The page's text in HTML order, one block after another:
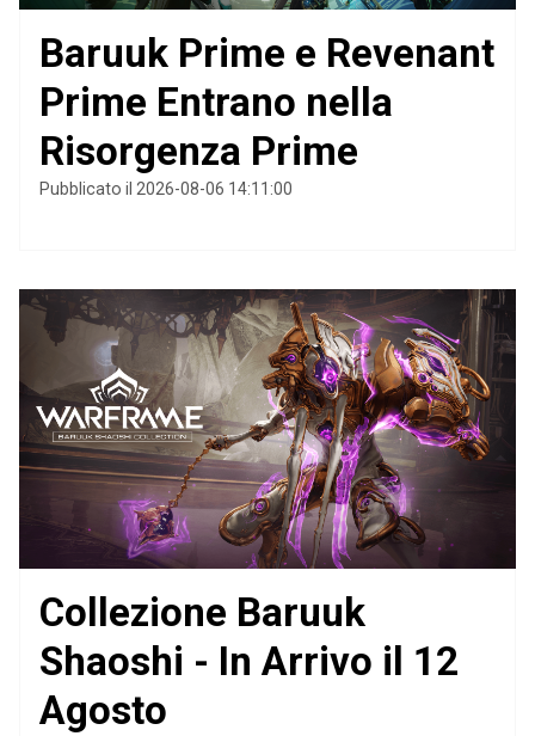
Baruuk Prime e Revenant
Prime Entrano nella
Risorgenza Prime
Pubblicato il 2026-08-06 14:11:00
Collezione Baruuk
Shaoshi - In Arrivo il 12
Agosto